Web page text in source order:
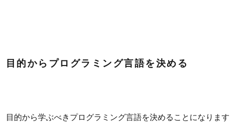
目的からプログラミング言語を決める
目的から学ぶべきプログラミング言語を決めることになります